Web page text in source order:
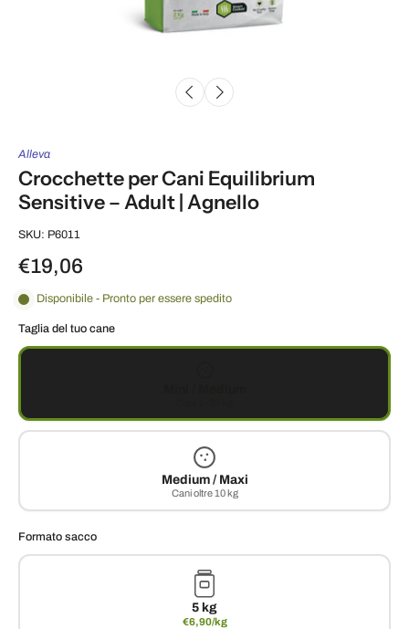
Alleva
Crocchette per Cani Equilibrium
Sensitive – Adult | Agnello
SKU: P6011
€19,06
Disponibile - Pronto per essere spedito
Taglia del tuo cane
Medium / Maxi
Cani oltre 10 kg
Formato sacco
5 kg
€6,90/kg